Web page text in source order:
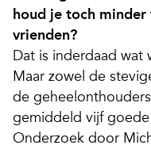
houd je toch
vrienden?
Dat is inderdaad wat
Maar zowel de
de
gemiddeld vijf
Onderzoek door